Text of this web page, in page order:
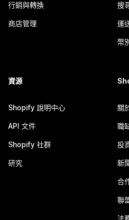
行銷與轉換
商店管理
搜
運
幣
資源
Shopify 說明中心
API 文件
Shopify 社群
研究
關
職
投
新
合
聯
法